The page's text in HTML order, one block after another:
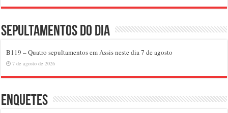
Sepultamentos do dia
B119 – Quatro sepultamentos em Assis neste dia 7 de agosto
7 de agosto de 2026
Enquetes